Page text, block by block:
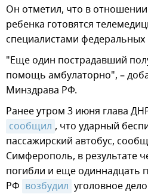
Он отметил, что в
ребенка готовятся
специалистами
"Еще один пострадавший
помощь амбулаторно", –
Минздрава РФ.
Ранее утром 3 июня глава
сообщил , что ударный
пассажирский автобус,
Симферополь, в результате
погибли и еще одиннадцать
РФ возбудил уголовное